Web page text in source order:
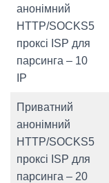
анонімний
HTTP/SOCKS5
проксі ISP для
парсинга – 10
IP
Приватний
анонімний
HTTP/SOCKS5
проксі ISP для
парсинга – 20